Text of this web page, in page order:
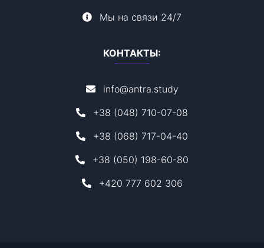
Мы на связи 24/7
КОНТАКТЫ:
info@antra.study
+38 (048) 710-07-08
+38 (068) 717-04-40
+38 (050) 198-60-80
+420 777 602 306